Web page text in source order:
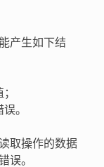
产生如下结
。
取操作的数据
误。